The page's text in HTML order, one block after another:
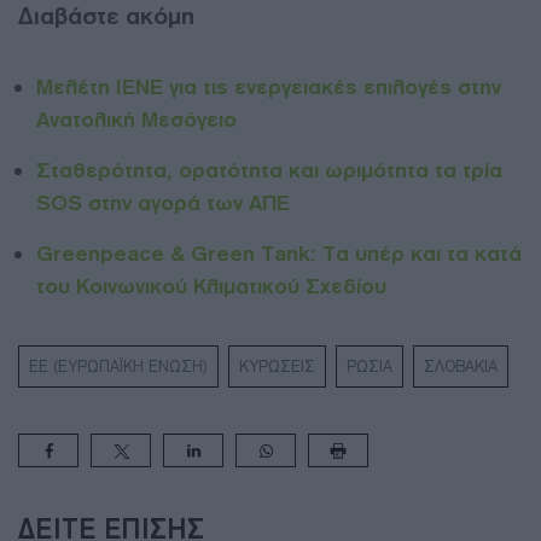
Διαβάστε ακόμη
Μελέτη ΙΕΝΕ για τις ενεργειακές επιλογές στην
Ανατολική Μεσόγειο
Σταθερότητα, ορατότητα και ωριμότητα τα τρία
SOS στην αγορά των ΑΠΕ
Greenpeace & Green Tank: Τα υπέρ και τα κατά
του Κοινωνικού Κλιματικού Σχεδίου
ΕΕ (ΕΥΡΩΠΑΪΚΗ ΕΝΩΣΗ) ΚΥΡΩΣΕΙΣ ΡΩΣΙΑ ΣΛΟΒΑΚΙΑ
ΔΕΊΤΕ ΕΠΊΣΗΣ